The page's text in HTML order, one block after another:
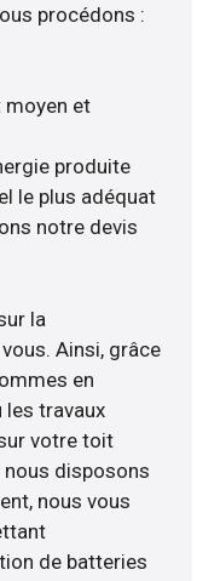
procédons :
moyen et
produite
le plus adéquat
notre devis
la
Ainsi, grâce
en
les travaux
votre toit
disposons
nous vous
de batteries